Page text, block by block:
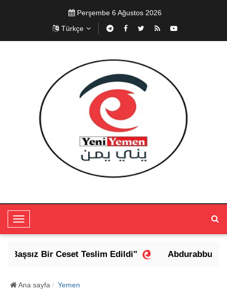
Perşembe 6 Ağustos 2026
Türkçe
T
o
g
e
Bir Ceset Teslim Edildi" Abdurabbu
Ana sayfa Yemen